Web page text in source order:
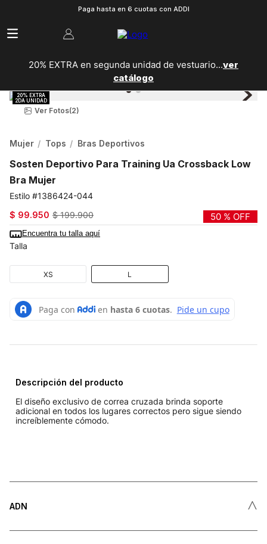
Paga hasta en 6 cuotas con ADDI
20% EXTRA en segunda unidad de vestuario...ver
catálogo
Ver Fotos(2)
Mujer Tops Bras Deportivos
Sosten Deportivo Para Training Ua Crossback Low
Bra Mujer
1386424-044
$ 99.950 $ 199.900 50 % OFF
Encuentra tu talla aquí
Talla
XS L
Descripción del producto
El diseño exclusivo de correa cruzada brinda soporte
adicional en todos los lugares correctos pero sigue siendo
increíblemente cómodo.
ADN ˄